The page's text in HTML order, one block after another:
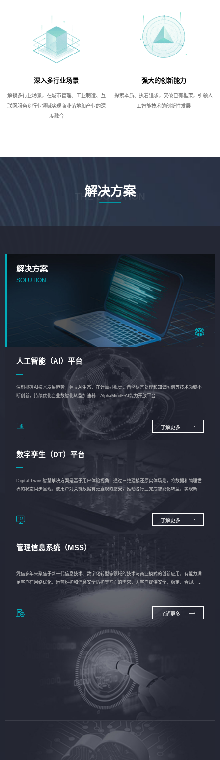
深入多行业场景
解锁多行业场景，在城市管理、工业制造、互
联网服务多行业领域实现商业落地和产业的深
度融合
强大的创新能力
探索本质、执着追求，突破已有框架，引领人
工智能技术的创新性发展
解决方案
THE SOLUTION
解决方案
SOLUTION
人工智能（AI）平台
深刻把握AI技术发展趋势，建立AI生态，在计算机视觉、自然语言处理和知识图谱等技术领域不
断创新，持续优化企业数智化转型加速器—AlphaMind®AI能力开放平台
了解更多
数字孪生（DT）平台
Digital Twins智慧解决方案是基于用户体验视角，通过三维建模还原实体场景，将数据和物理世
界的状态同步呈现，使用户对关键数据有更直观的感受，推动各行业完成智能化转型，实现新旧
了解更多
管理信息系统（MSS）
凭借多年来聚焦于新一代信息技术、数字化转型等领域的技术与商业模式的创新应用，有能力满
足客户在网络优化、运营维护和信息安全防护等方面的需求，为客户提供安全、稳定、合规、持
了解更多